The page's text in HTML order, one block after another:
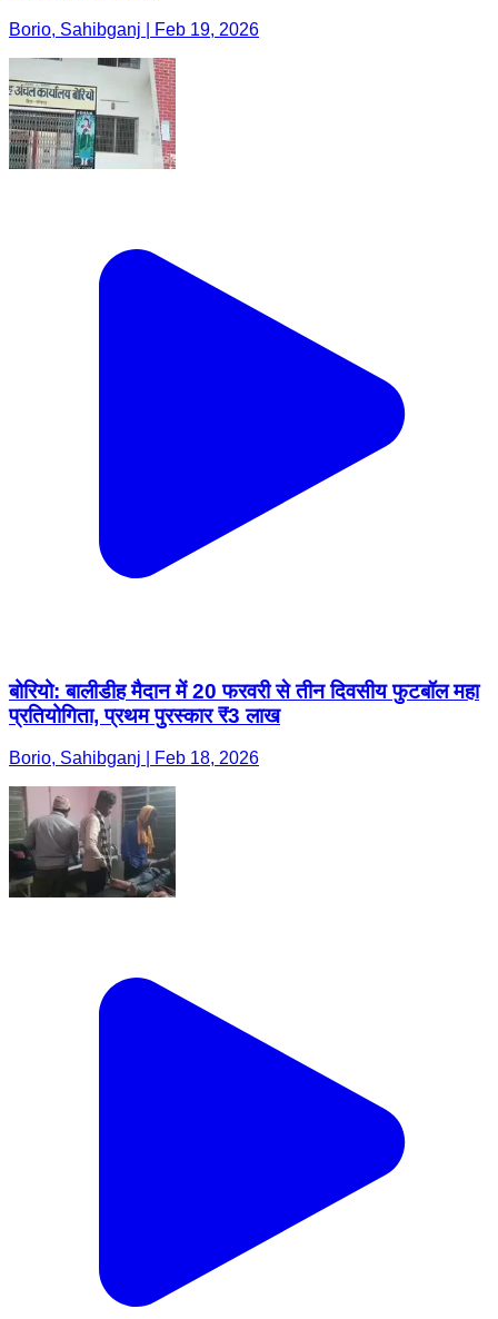
Borio, Sahibganj | Feb 19, 2026
बोरियो: बालीडीह मैदान में 20 फरवरी से तीन दिवसीय फुटबॉल महा
प्रतियोगिता, प्रथम पुरस्कार ₹3 लाख
Borio, Sahibganj | Feb 18, 2026